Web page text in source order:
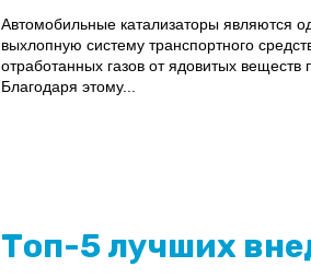
Автомобильные катализаторы являются
выхлопную систему транспортного
отработанных газов от ядовитых
Благодаря этому...
Топ-5 лучших